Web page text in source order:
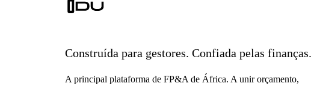
Construída para gestores. Confiada pelas finanças.
A principal plataforma de FP&A de África. A unir orçamento,